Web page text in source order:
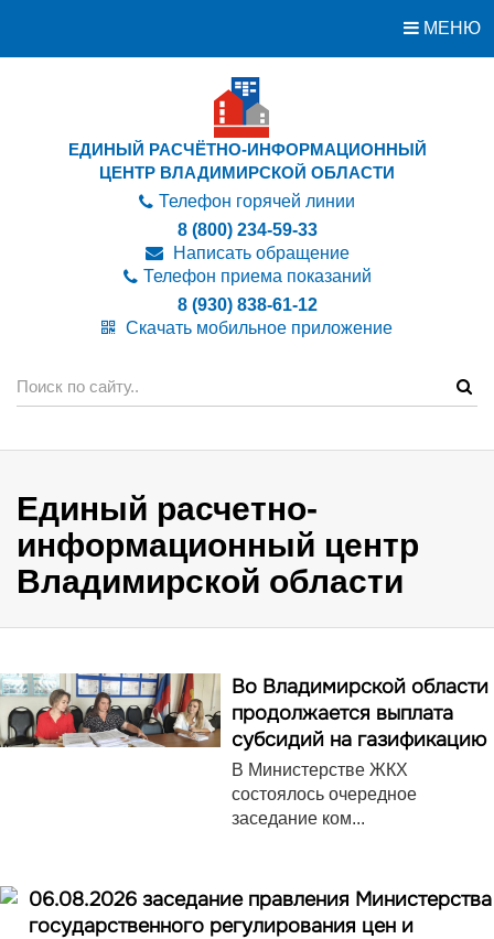
МЕНЮ
ЕДИНЫЙ РАСЧЁТНО-ИНФОРМАЦИОННЫЙ
ЦЕНТР ВЛАДИМИРСКОЙ ОБЛАСТИ
Телефон горячей линии
8 (800) 234-59-33
Написать обращение
Телефон приема показаний
8 (930) 838-61-12
Скачать мобильное приложение
Единый расчетно-
информационный центр
Владимирской области
Во Владимирской области
продолжается выплата
субсидий на газификацию
В Министерстве ЖКХ
состоялось очередное
заседание ком...
06.08.2026 заседание правления Министерства
государственного регулирования цен и